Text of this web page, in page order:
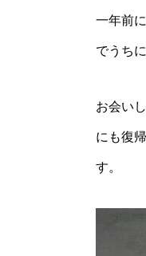
一年前
でうち
お会い
にも復
す。